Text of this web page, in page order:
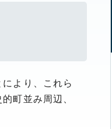
より、これら
町並み周辺、